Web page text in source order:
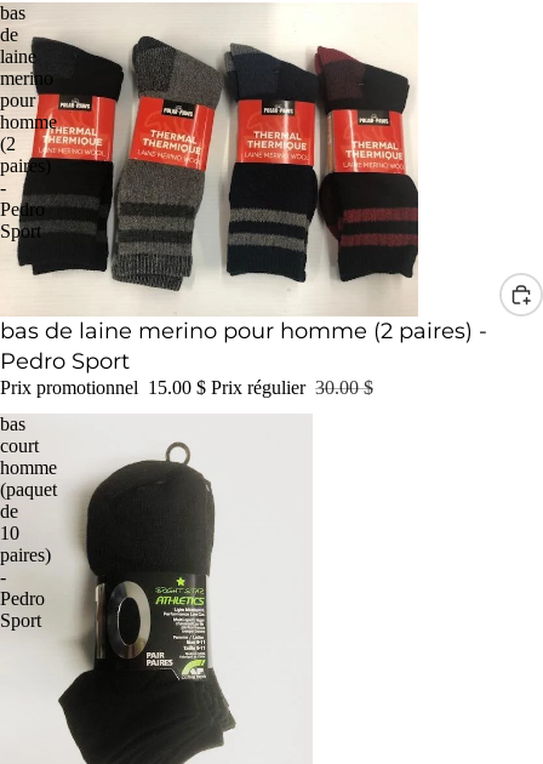
bas
de
laine
merino
pour
homme
(2
paires)
-
Pedro
Sport
Promotion
bas de laine merino pour homme (2 paires) -
Pedro Sport
Prix promotionnel 15.00 $ Prix régulier 30.00 $
bas
court
homme
(paquet
de
10
paires)
-
Pedro
Sport